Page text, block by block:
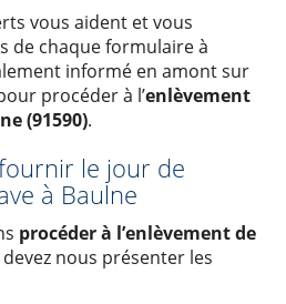
vous aident et vous
de chaque formulaire à
informé en amont sur
procéder à l’enlèvement
(91590).
le jour de
à Baulne
procéder à l’enlèvement de
devez nous présenter les